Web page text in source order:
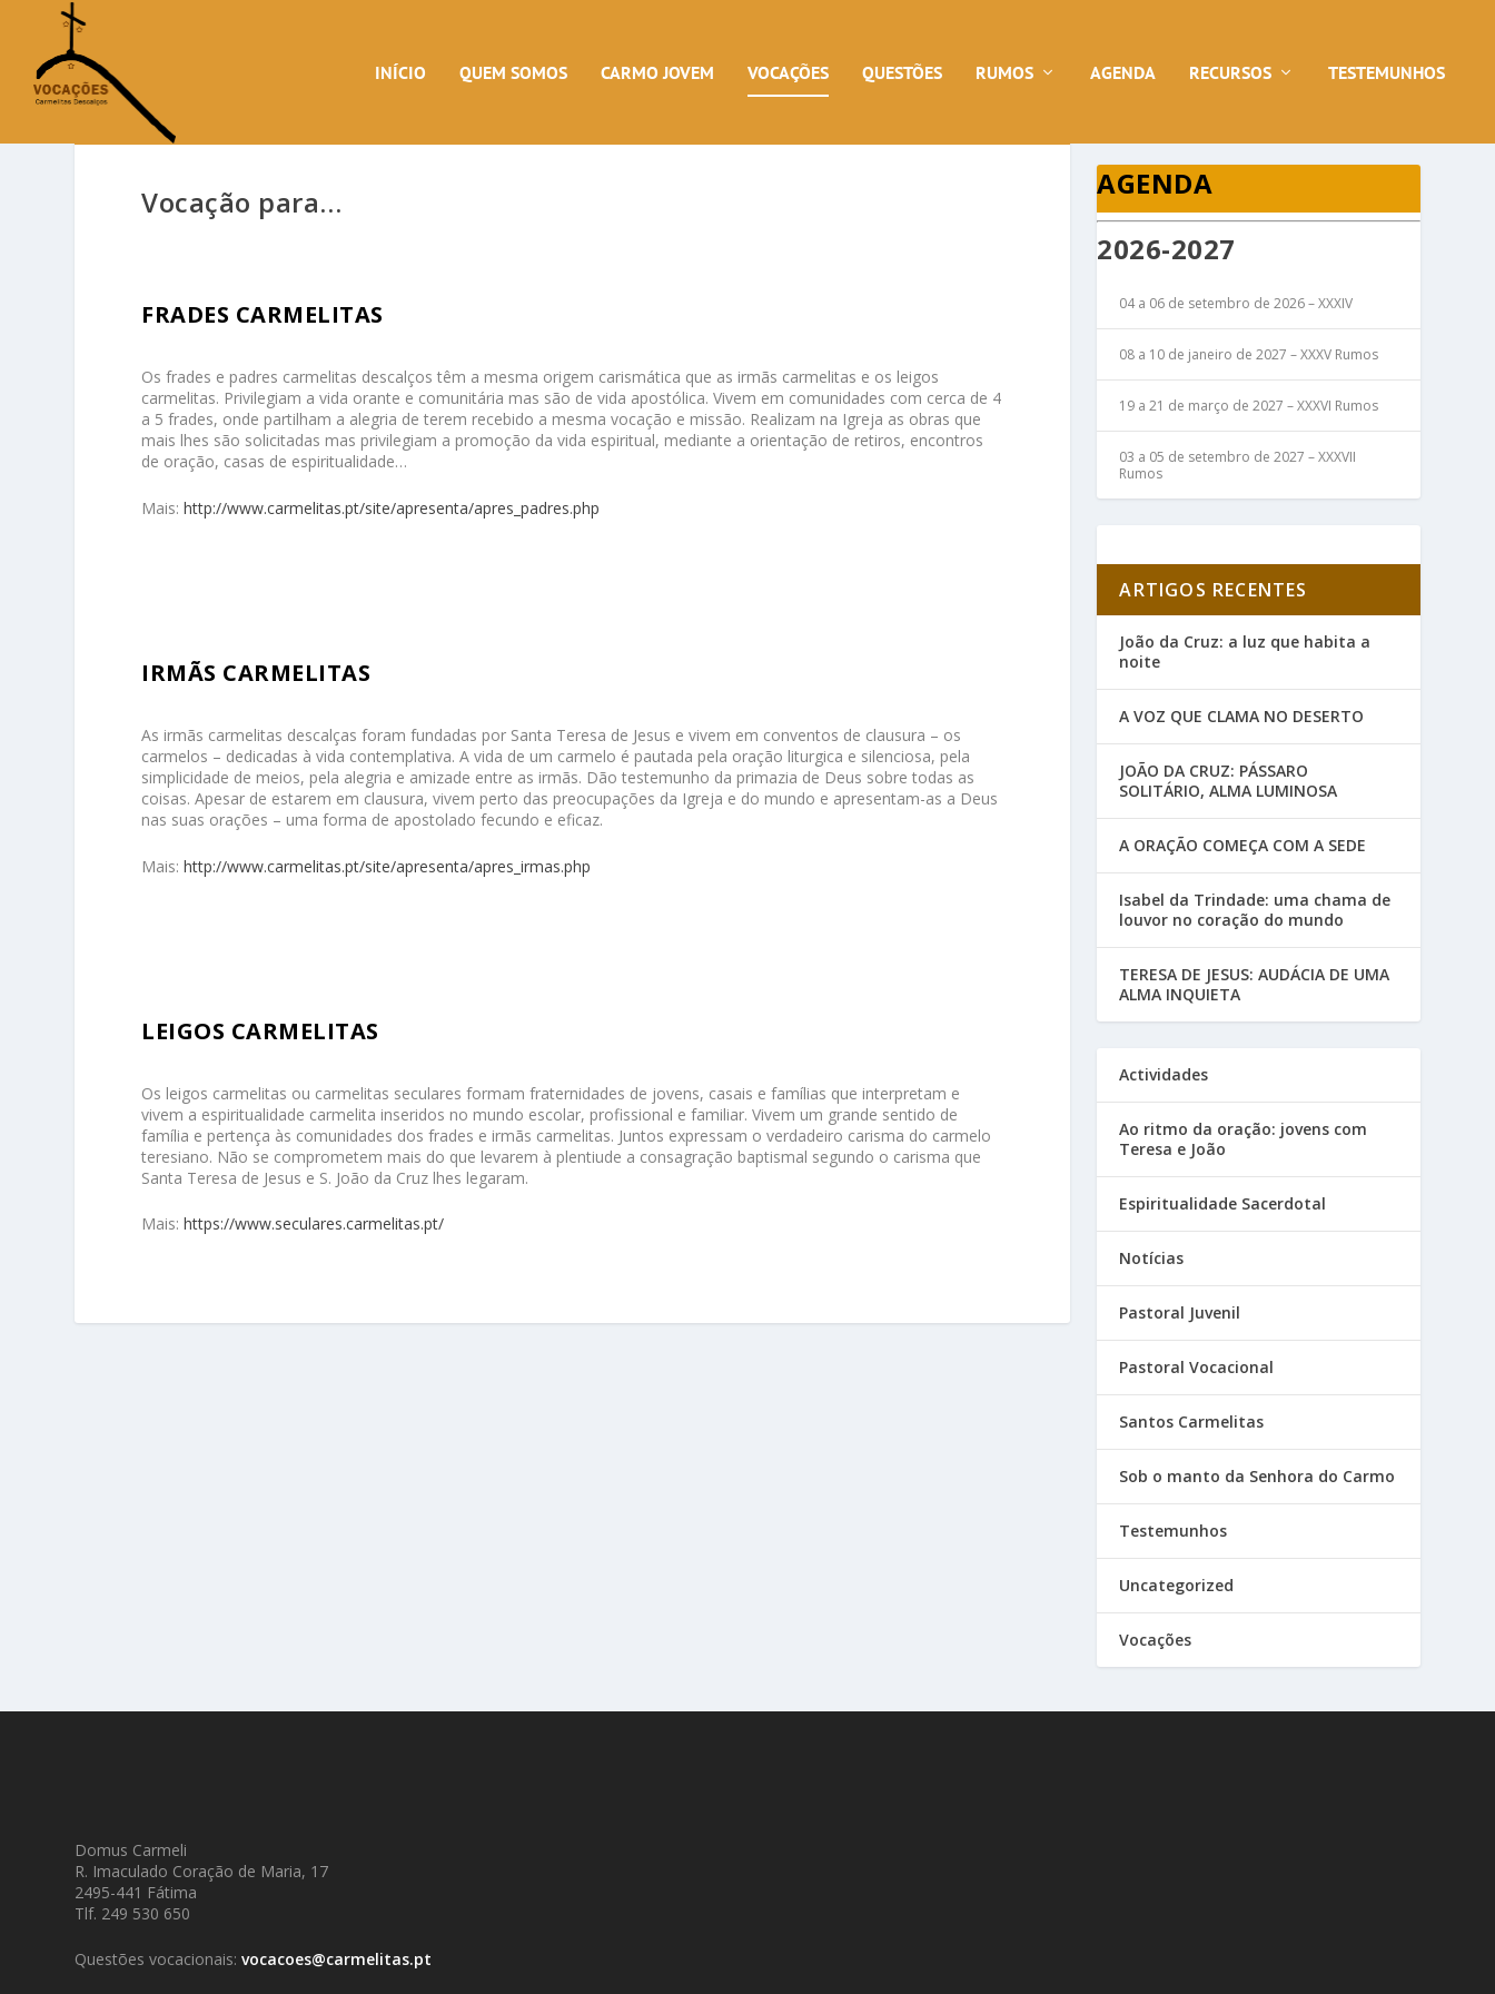
INÍCIO QUEM SOMOS CARMO JOVEM VOCAÇÕES QUESTÕES RUMOS AGENDA RECURSOS TESTEMUNHOS
Vocação para…
FRADES CARMELITAS
Os frades e padres carmelitas descalços têm a mesma origem carismática que as irmãs carmelitas e os leigos
carmelitas. Privilegiam a vida orante e comunitária mas são de vida apostólica. Vivem em comunidades com cerca de 4
a 5 frades, onde partilham a alegria de terem recebido a mesma vocação e missão. Realizam na Igreja as obras que
mais lhes são solicitadas mas privilegiam a promoção da vida espiritual, mediante a orientação de retiros, encontros
de oração, casas de espiritualidade…
Mais:http://www.carmelitas.pt/site/apresenta/apres_padres.php
IRMÃS CARMELITAS
As irmãs carmelitas descalças foram fundadas por Santa Teresa de Jesus e vivem em conventos de clausura – os
carmelos – dedicadas à vida contemplativa. A vida de um carmelo é pautada pela oração liturgica e silenciosa, pela
simplicidade de meios, pela alegria e amizade entre as irmãs. Dão testemunho da primazia de Deus sobre todas as
coisas. Apesar de estarem em clausura, vivem perto das preocupações da Igreja e do mundo e apresentam-as a Deus
nas suas orações – uma forma de apostolado fecundo e eficaz.
Mais:http://www.carmelitas.pt/site/apresenta/apres_irmas.php
LEIGOS CARMELITAS
Os leigos carmelitas ou carmelitas seculares formam fraternidades de jovens, casais e famílias que interpretam e
vivem a espiritualidade carmelita inseridos no mundo escolar, profissional e familiar. Vivem um grande sentido de
família e pertença às comunidades dos frades e irmãs carmelitas. Juntos expressam o verdadeiro carisma do carmelo
teresiano. Não se comprometem mais do que levarem à plentiude a consagração baptismal segundo o carisma que
Santa Teresa de Jesus e S. João da Cruz lhes legaram.
Mais:https://www.seculares.carmelitas.pt/
AGENDA
2026-2027
04 a 06 de setembro de 2026 – XXXIV
08 a 10 de janeiro de 2027 – XXXV Rumos
19 a 21 de março de 2027 – XXXVI Rumos
03 a 05 de setembro de 2027 – XXXVII
Rumos
ARTIGOS RECENTES
João da Cruz: a luz que habita a
noite
A VOZ QUE CLAMA NO DESERTO
JOÃO DA CRUZ: PÁSSARO
SOLITÁRIO, ALMA LUMINOSA
A ORAÇÃO COMEÇA COM A SEDE
Isabel da Trindade: uma chama de
louvor no coração do mundo
TERESA DE JESUS: AUDÁCIA DE UMA
ALMA INQUIETA
Actividades
Ao ritmo da oração: jovens com
Teresa e João
Espiritualidade Sacerdotal
Notícias
Pastoral Juvenil
Pastoral Vocacional
Santos Carmelitas
Sob o manto da Senhora do Carmo
Testemunhos
Uncategorized
Vocações
Domus Carmeli
R. Imaculado Coração de Maria, 17
2495-441 Fátima
Tlf. 249 530 650
Questões vocacionais:vocacoes@carmelitas.pt